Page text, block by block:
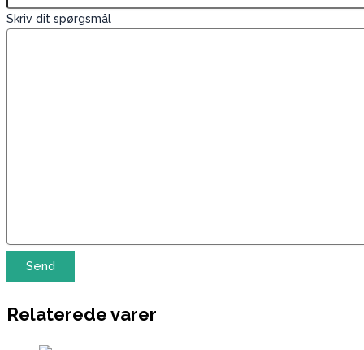
Skriv dit spørgsmål
Relaterede varer